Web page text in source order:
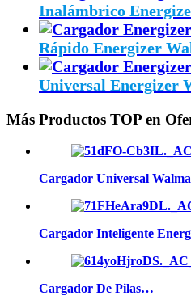
Inalámbrico
Rápido Energizer
Universal Energizer
Más Productos TOP en
Cargador Universal
Cargador Inteligente
Cargador De Pilas…